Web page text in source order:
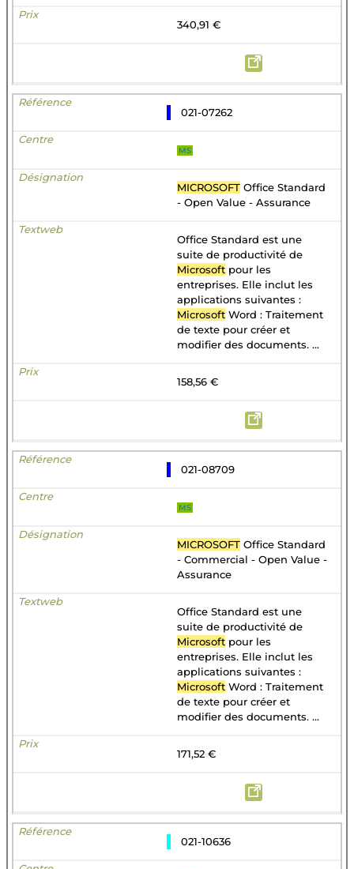
340,91 €
021-07262
MS
MICROSOFT Office Standard
- Open Value - Assurance
Office Standard est une
suite de productivité de
Microsoft pour les
entreprises. Elle inclut les
applications suivantes :
Microsoft Word : Traitement
de texte pour créer et
modifier des documents. ...
158,56 €
021-08709
MS
MICROSOFT Office Standard
- Commercial - Open Value -
Assurance
Office Standard est une
suite de productivité de
Microsoft pour les
entreprises. Elle inclut les
applications suivantes :
Microsoft Word : Traitement
de texte pour créer et
modifier des documents. ...
171,52 €
021-10636